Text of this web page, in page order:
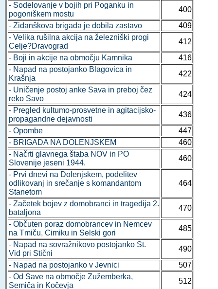
- Sodelovanje v bojih pri Poganku in
pogoniškem mostu
400
- Zidanškova brigada je dobila zastavo
409
- Velika rušilna akcija na železniški progi
Celje?Dravograd
412
- Boji in akcije na območju Kamnika
416
- Napad na postojanko Blagovica in
Krašnja
422
- Uničenje postoj anke Sava in preboj čez
reko Savo
424
- Pregled kultumo-prosvetne in agitacijsko-
propagandne dejavnosti
436
- Opombe
447
- BRIGADA NA DOLENJSKEM
460
- Načrti glavnega štaba NOV in PO
Slovenije jeseni 1944.
460
- Prvi dnevi na Dolenjskem, podelitev
odlikovanj in srečanje s komandantom
Stanetom
464
- Začetek bojev z domobranci in tragedija 2.
bataljona
470
- Občuten poraz domobrancev in Nemcev
na Tmiču, Cimiku in Selski gori
485
- Napad na sovražnikovo postojanko St.
Vid pri Stični
490
- Napad na postojanko v Jevnici
507
- Od Save na območje Zužemberka,
Semiča in Kočevja
512